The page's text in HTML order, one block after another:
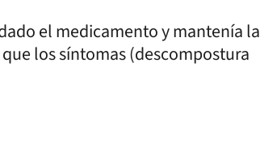
el medicamento y mantenía la
los síntomas (descompostura